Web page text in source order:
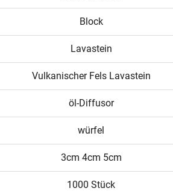
Block
Lavastein
Vulkanischer Fels Lavastein
öl-Diffusor
würfel
3cm 4cm 5cm
1000 Stück